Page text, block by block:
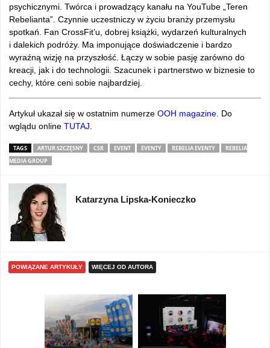
psychicznymi. Twórca i prowadzący kanału na YouTube „Teren
Rebelianta”. Czynnie uczestniczy w życiu branży przemysłu
spotkań. Fan CrossFit’u, dobrej książki, wydarzeń kulturalnych
i dalekich podróży. Ma imponujące doświadczenie i bardzo
wyraźną wizję na przyszłość. Łączy w sobie pasję zarówno do
kreacji, jak i do technologii. Szacunek i partnerstwo w biznesie to
cechy, które ceni sobie najbardziej.
Artykuł ukazał się w ostatnim numerze OOH magazine. Do
wglądu online TUTAJ.
TAGS ARTUR SZCZĘSNY CSR EVENT EVENTY REBELIA EVENTY
REBELIA
MEDIA GROUP
Katarzyna Lipska-Konieczko
POWIĄZANE ARTYKUŁY WIĘCEJ OD AUTORA